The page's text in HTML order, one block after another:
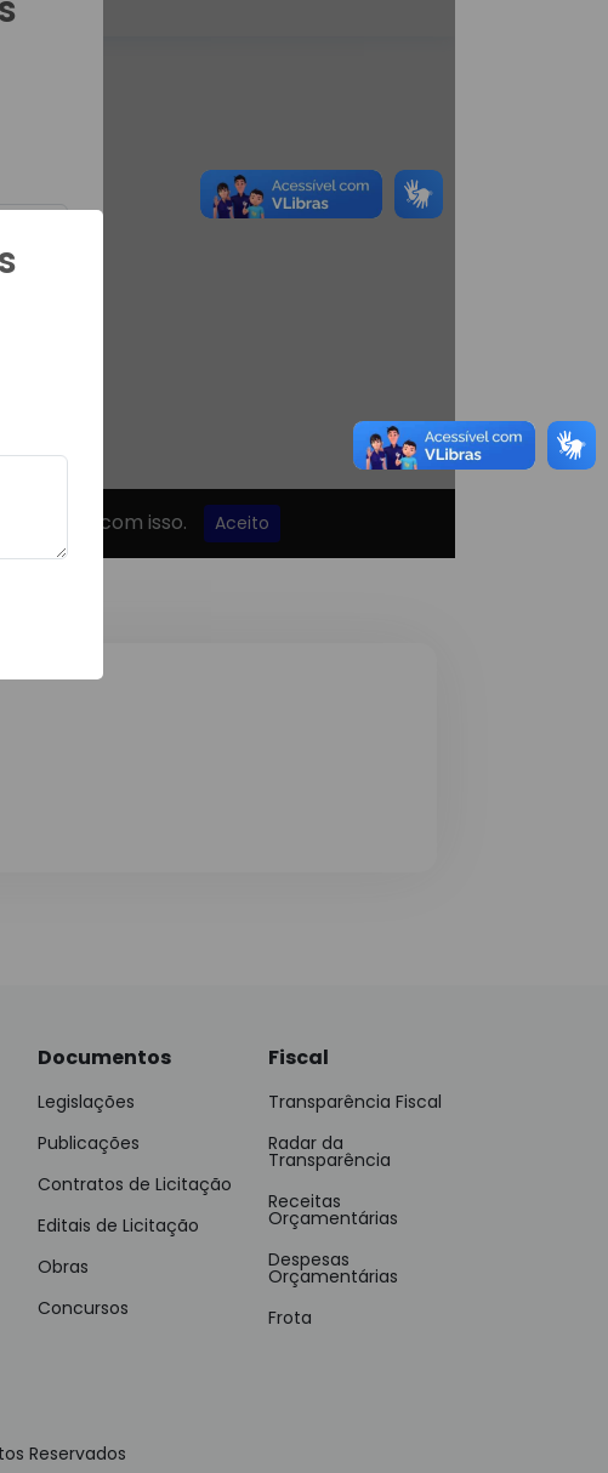
Documentos
Legislações
Publicações
Contratos de Licitação
Editais de Licitação
Obras
Concursos
Fiscal
Transparência Fiscal
Radar da
Transparência
Receitas
Orçamentárias
Despesas
Orçamentárias
Frota
Reservados